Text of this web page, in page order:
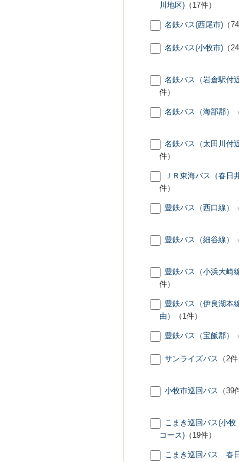
川地区)（17件）
名鉄バス(西尾市) （
名鉄バス(小牧市) （
名鉄バス（岩倉駅付近
件）
名鉄バス（海部郡）
名鉄バス（太田川付近
件）
ＪＲ東海バス（春日
件）
豊鉄バス（西口線）
豊鉄バス（細谷線）
豊鉄バス（小浜大崎線
件）
豊鉄バス（伊良湖本
由）
（1件）
豊鉄バス（宝飯郡）
サンライズバス （2件
小牧市巡回バス （39
こまき巡回バス(小牧
コース)（19件）
こまき巡回バス 春